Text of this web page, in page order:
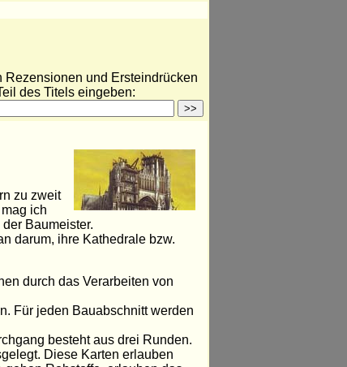
Rezensionen und Ersteindrücken
des Titels eingeben:
zu zweit
ich
Baumeister.
darum, ihre Kathedrale bzw.
durch das Verarbeiten von
Für jeden Bauabschnitt werden
besteht aus drei Runden.
Diese Karten erlauben